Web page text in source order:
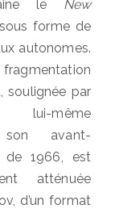
le New
sous forme de
autonomes.
soulignée par
lui-même
avant-
de 1966, est
atténuée
d’un format